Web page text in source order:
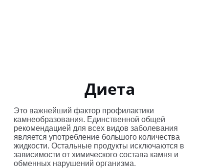
Диета
Это важнейший фактор профилактики
камнеобразования. Единственной общей
рекомендацией для всех видов заболевания
является употребление большого количества
жидкости. Остальные продукты исключаются в
зависимости от химического состава камня и
обменных нарушений организма.